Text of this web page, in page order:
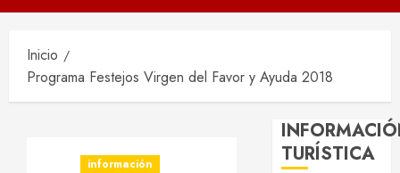
principal
Inicio
Programa Festejos Virgen del Favor y Ayuda 2018
información
TURÍSTICA